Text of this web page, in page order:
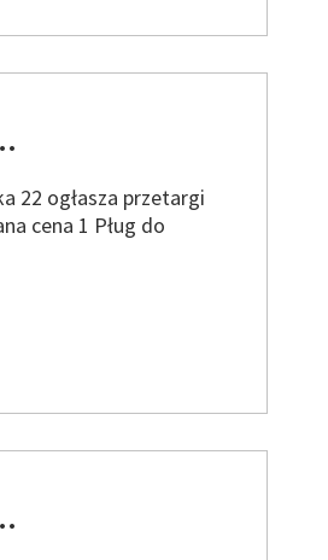
22 ogłasza przetargi
cena 1 Pług do